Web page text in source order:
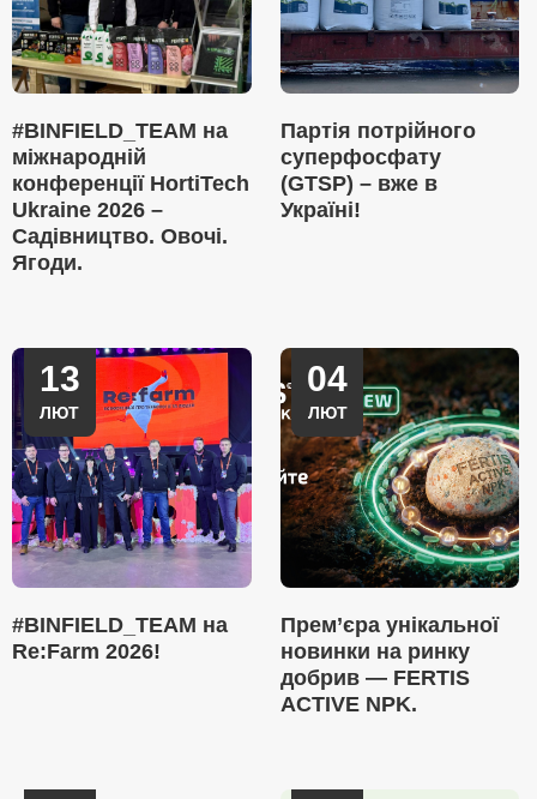
#BINFIELD_TEAM на
міжнародній
конференції HortiTech
Ukraine 2026 –
Садівництво. Овочі.
Ягоди.
Партія потрійного
суперфосфату
(GTSP) – вже в
Україні!
13
ЛЮТ
#BINFIELD_TEAM на
Re:Farm 2026!
04
ЛЮТ
Прем’єра унікальної
новинки на ринку
добрив — FERTIS
ACTIVE NPK.